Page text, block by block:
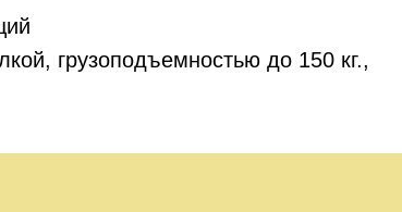
грузоподъемностью до 150 кг.,